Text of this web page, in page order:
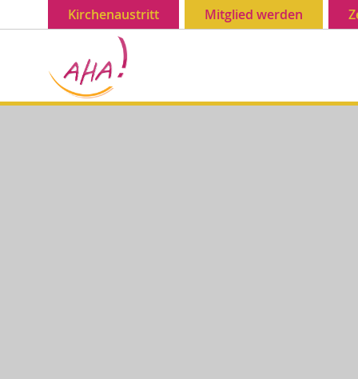
Kirchenaustritt Mitglied werden